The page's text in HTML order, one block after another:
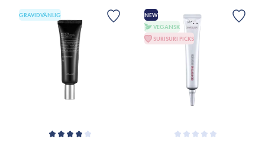
GRAVIDVÄNLIG
NEW
VEGANSK
SURISURI PICKS